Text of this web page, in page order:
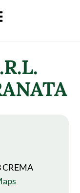
CREMA